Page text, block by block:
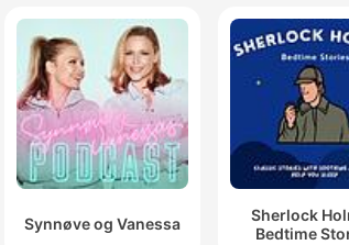
Synnøve og Vanessa
Sherlock
Bedtime